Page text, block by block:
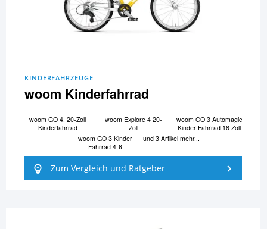
KINDERFAHRZEUGE
woom Kinderfahrrad
woom GO 4, 20-Zoll
Kinderfahrrad
woom Explore 4 20-
Zoll
woom GO 3 Automagic
Kinder Fahrrad 16 Zoll
woom GO 3 Kinder
Fahrrad 4-6
und 3 Artikel mehr...
Zum Vergleich und Ratgeber